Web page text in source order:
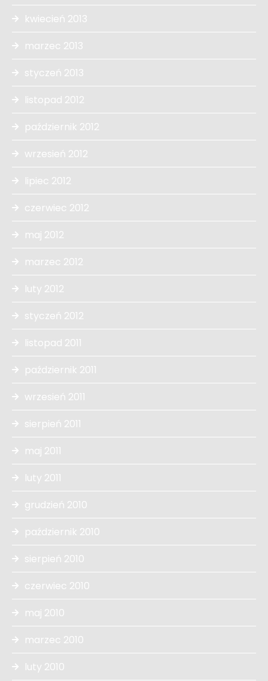
kwiecień 2013
marzec 2013
styczeń 2013
listopad 2012
październik 2012
wrzesień 2012
lipiec 2012
czerwiec 2012
maj 2012
marzec 2012
luty 2012
styczeń 2012
listopad 2011
październik 2011
wrzesień 2011
sierpień 2011
maj 2011
luty 2011
grudzień 2010
październik 2010
sierpień 2010
czerwiec 2010
maj 2010
marzec 2010
luty 2010